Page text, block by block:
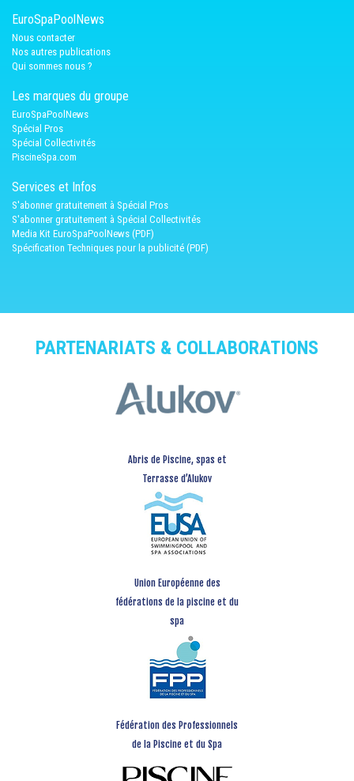
EuroSpaPoolNews
Nous contacter
Nos autres publications
Qui sommes nous ?
Les marques du groupe
EuroSpaPoolNews
Spécial Pros
Spécial Collectivités
PiscineSpa.com
Services et Infos
S'abonner gratuitement à Spécial Pros
S'abonner gratuitement à Spécial Collectivités
Media Kit EuroSpaPoolNews (PDF)
Spécification Techniques pour la publicité (PDF)
PARTENARIATS & COLLABORATIONS
Abris de Piscine, spas et
Terrasse d’Alukov
Union Européenne des
fédérations de la piscine et du
spa
Fédération des Professionnels
de la Piscine et du Spa